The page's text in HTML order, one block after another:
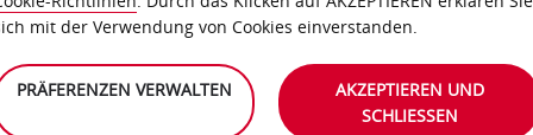
APP DER AVIS
mit der Avis App von einfachen und schnellen
mit der Verwendung von Cookies einverstanden.
PRÄFERENZEN VERWALTEN
AKZEPTIEREN UND
SCHLIESSEN